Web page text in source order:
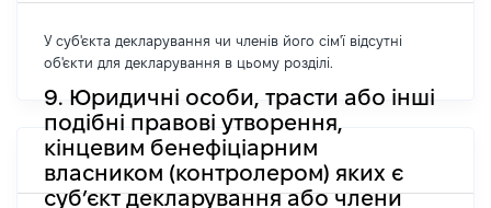
У суб'єкта декларування чи членів його сім'ї відсутні
об'єкти для декларування в цьому розділі.
9. Юридичні особи, трасти або інші
подібні правові утворення,
кінцевим бенефіціарним
власником (контролером) яких є
суб’єкт декларування або члени